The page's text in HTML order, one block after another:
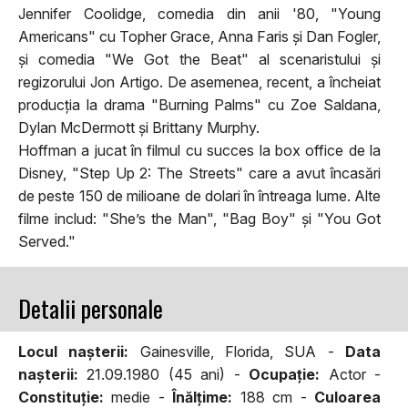
Jennifer Coolidge, comedia din anii '80, "Young
Americans" cu Topher Grace, Anna Faris și Dan Fogler,
și comedia "We Got the Beat" al scenaristului și
regizorului Jon Artigo. De asemenea, recent, a încheiat
producția la drama "Burning Palms" cu Zoe Saldana,
Dylan McDermott și Brittany Murphy.
Hoffman a jucat în filmul cu succes la box office de la
Disney, "Step Up 2: The Streets" care a avut încasări
de peste 150 de milioane de dolari în întreaga lume. Alte
filme includ: "She’s the Man", "Bag Boy" și "You Got
Served."
Detalii personale
Locul naşterii: Gainesville, Florida, SUA - Data
naşterii: 21.09.1980 (45 ani) - Ocupaţie: Actor -
Constituţie: medie -Înălţime: 188 cm - Culoarea